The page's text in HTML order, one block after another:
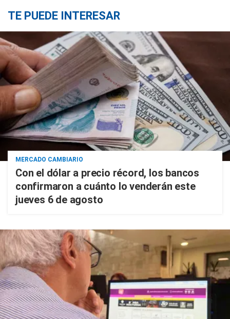
TE PUEDE INTERESAR
MERCADO CAMBIARIO
Con el dólar a precio récord, los bancos
confirmaron a cuánto lo venderán este
jueves 6 de agosto